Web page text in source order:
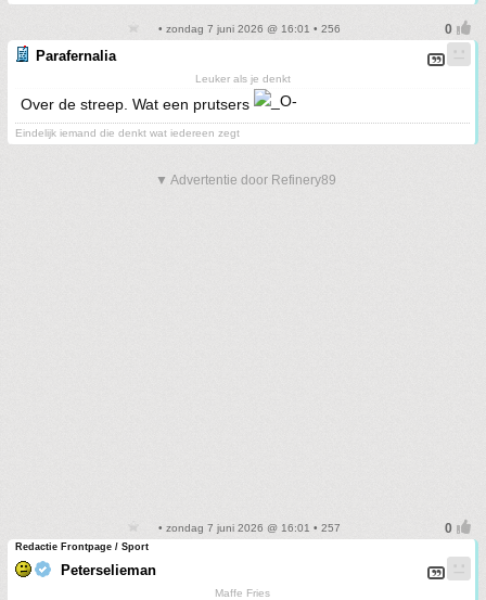
• zondag 7 juni 2026 @ 16:01 • 256
Parafernalia
Leuker als je denkt
Over de streep. Wat een prutsers
Eindelijk iemand die denkt wat iedereen zegt
▼ Advertentie door Refinery89
• zondag 7 juni 2026 @ 16:01 • 257
Redactie Frontpage / Sport
Peterselieman
Maffe Fries